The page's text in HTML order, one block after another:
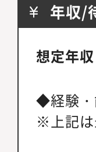
年収/
想定年
◆経験・
※上記は